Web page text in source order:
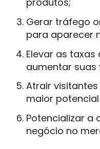
Gerar tráfego
para aparecer
Elevar as
aumentar suas
Atrair
maior
Potencializar a
negócio no